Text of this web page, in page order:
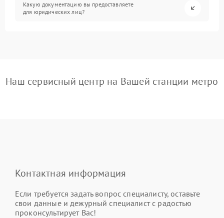
Какую документацию вы предоставляете
для юридических лиц?
Наш сервисный центр на Вашей станции метро
Контактная информация
Если требуется задать вопрос специалисту, оставьте
свои данные и дежурный специалист с радостью
проконсультирует Вас!